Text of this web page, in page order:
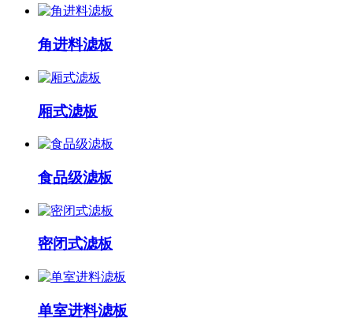
角进料滤板
厢式滤板
食品级滤板
密闭式滤板
单室进料滤板